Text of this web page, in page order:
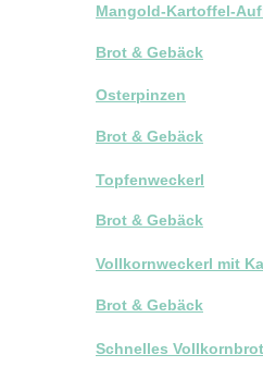
Mangold-Kartoffel-
Brot & Gebäck
Osterpinzen
Brot & Gebäck
Topfenweckerl
Brot & Gebäck
Vollkornweckerl mit
Brot & Gebäck
Schnelles Vollkornbrot